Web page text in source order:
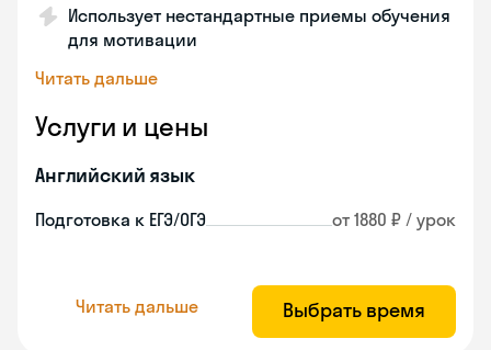
Использует нестандартные приемы обучения
для мотивации
Читать дальше
Услуги и цены
Английский язык
Подготовка к ЕГЭ/ОГЭ от 1880 ₽ / урок
Читать дальше Выбрать время